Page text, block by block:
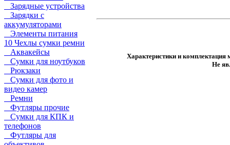
Зарядные устройства
Зарядки с
аккумуляторами
Элементы питания
10 Чехлы сумки ремни
Аквакейсы
Сумки для ноутбуков
Рюкзаки
Сумки для фото и
видео камер
Ремни
Футляры прочие
Сумки для КПК и
телефонов
Футляры для
Характеристики и комплектация
Не